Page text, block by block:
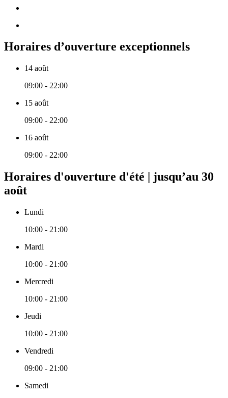
Horaires d’ouverture exceptionnels
14 août
09:00 - 22:00
15 août
09:00 - 22:00
16 août
09:00 - 22:00
Horaires d'ouverture d'été | jusqu’au 30
août
Lundi
10:00 - 21:00
Mardi
10:00 - 21:00
Mercredi
10:00 - 21:00
Jeudi
10:00 - 21:00
Vendredi
09:00 - 21:00
Samedi